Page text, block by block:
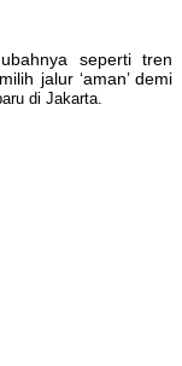
seperti tren
jalur ‘aman’ demi
di Jakarta.